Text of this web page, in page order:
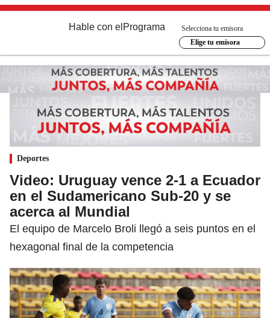
Hable con el Programa
Selecciona tu emisora
Elige tu emisora
Deportes
Video: Uruguay vence 2-1 a Ecuador
en el Sudamericano Sub-20 y se
acerca al Mundial
El equipo de Marcelo Broli llegó a seis puntos en el
hexagonal final de la competencia